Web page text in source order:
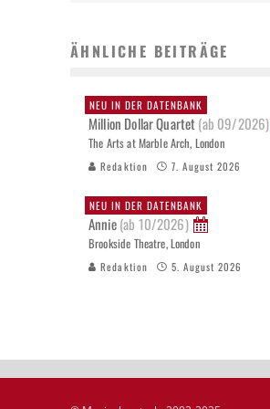
ÄHNLICHE BEITRÄGE
NEU IN DER DATENBANK
Million Dollar Quartet(ab 09/2026)
The Arts at Marble Arch, London
Redaktion 7. August 2026
NEU IN DER DATENBANK
Annie(ab 10/2026)
Brookside Theatre, London
Redaktion 5. August 2026